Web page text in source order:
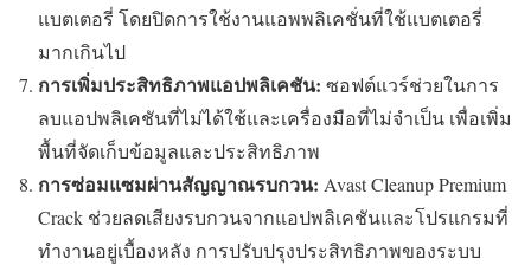
แบตเตอรี่ โดยปิดการใช้งานแอพพลิเคชั่นที่ใช้แบตเตอรี่
มากเกินไป
การเพิ่มประสิทธิภาพแอปพลิเคชัน: ซอฟต์แวร์ช่วยในการ
ลบแอปพลิเคชันที่ไม่ได้ใช้และเครื่องมือที่ไม่จำเป็น เพื่อเพิ่ม
พื้นที่จัดเก็บข้อมูลและประสิทธิภาพ
การซ่อมแซมผ่านสัญญาณรบกวน: Avast Cleanup Premium
Crack ช่วยลดเสียงรบกวนจากแอปพลิเคชันและโปรแกรมที่
ทำงานอยู่เบื้องหลัง การปรับปรุงประสิทธิภาพของระบบ